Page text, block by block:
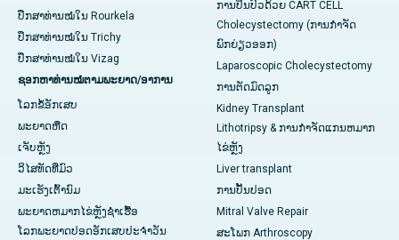
ປຶກສາທ່ານໝໍໃນ Rourkela
ປຶກສາທ່ານໝໍໃນ Trichy
ປຶກສາທ່ານໝໍໃນ Vizag
ຊອກຫາທ່ານໝໍຕາມພະຍາດ/ອາການ
ໂລກຂໍ້ອັກເສບ
ພະຍາດຫືດ
ເຈັບ​ຫຼັງ
ວິໄສທັດທີ່ມົວ
ມະເຮັງເຕົ້ານົມ
ພະຍາດຫມາກໄຂ່ຫຼັງຊໍາເຮື້ອ
ໂລກພະຍາດປອດອັກເສບປະຈໍາວັນ
ການປິ່ນປົວດ້ວຍ CART CELL
Cholecystectomy (ການກຳຈັດ
ພົກຍ່ຽວອອກ)
Laparoscopic Cholecystectomy
ການຕັດມົດລູກ
Kidney Transplant
Lithotripsy & ການກໍາຈັດແກນຫມາກ
ໄຂ່ຫຼັງ
Liver transplant
ການປັ້ນປອດ
Mitral Valve Repair
ສະໂພກ Arthroscopy